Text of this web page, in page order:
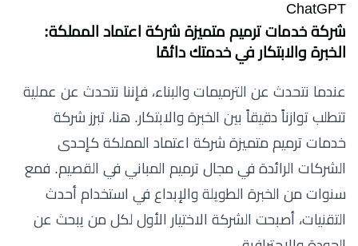
ChatGPT
شركة خدمات ترميم متميزة شركة اعتماد المملكة:
الخبرة والابتكار في خدمتك دائمًا
عندما نتحدث عن الترميمات والبناء، فإننا نتحدث عن عملية
تتطلب توازناً دقيقاً بين الخبرة والابتكار. هنا، تبرز شركة
خدمات ترميم متميزة شركة اعتماد المملكة كإحدى
الشركات الرائدة في مجال ترميم المباني في القصيم. فمع
سنوات من الخبرة الطويلة والإبداع في استخدام أحدث
التقنيات، أصبحت الشركة الاختيار الأول لكل من يبحث عن